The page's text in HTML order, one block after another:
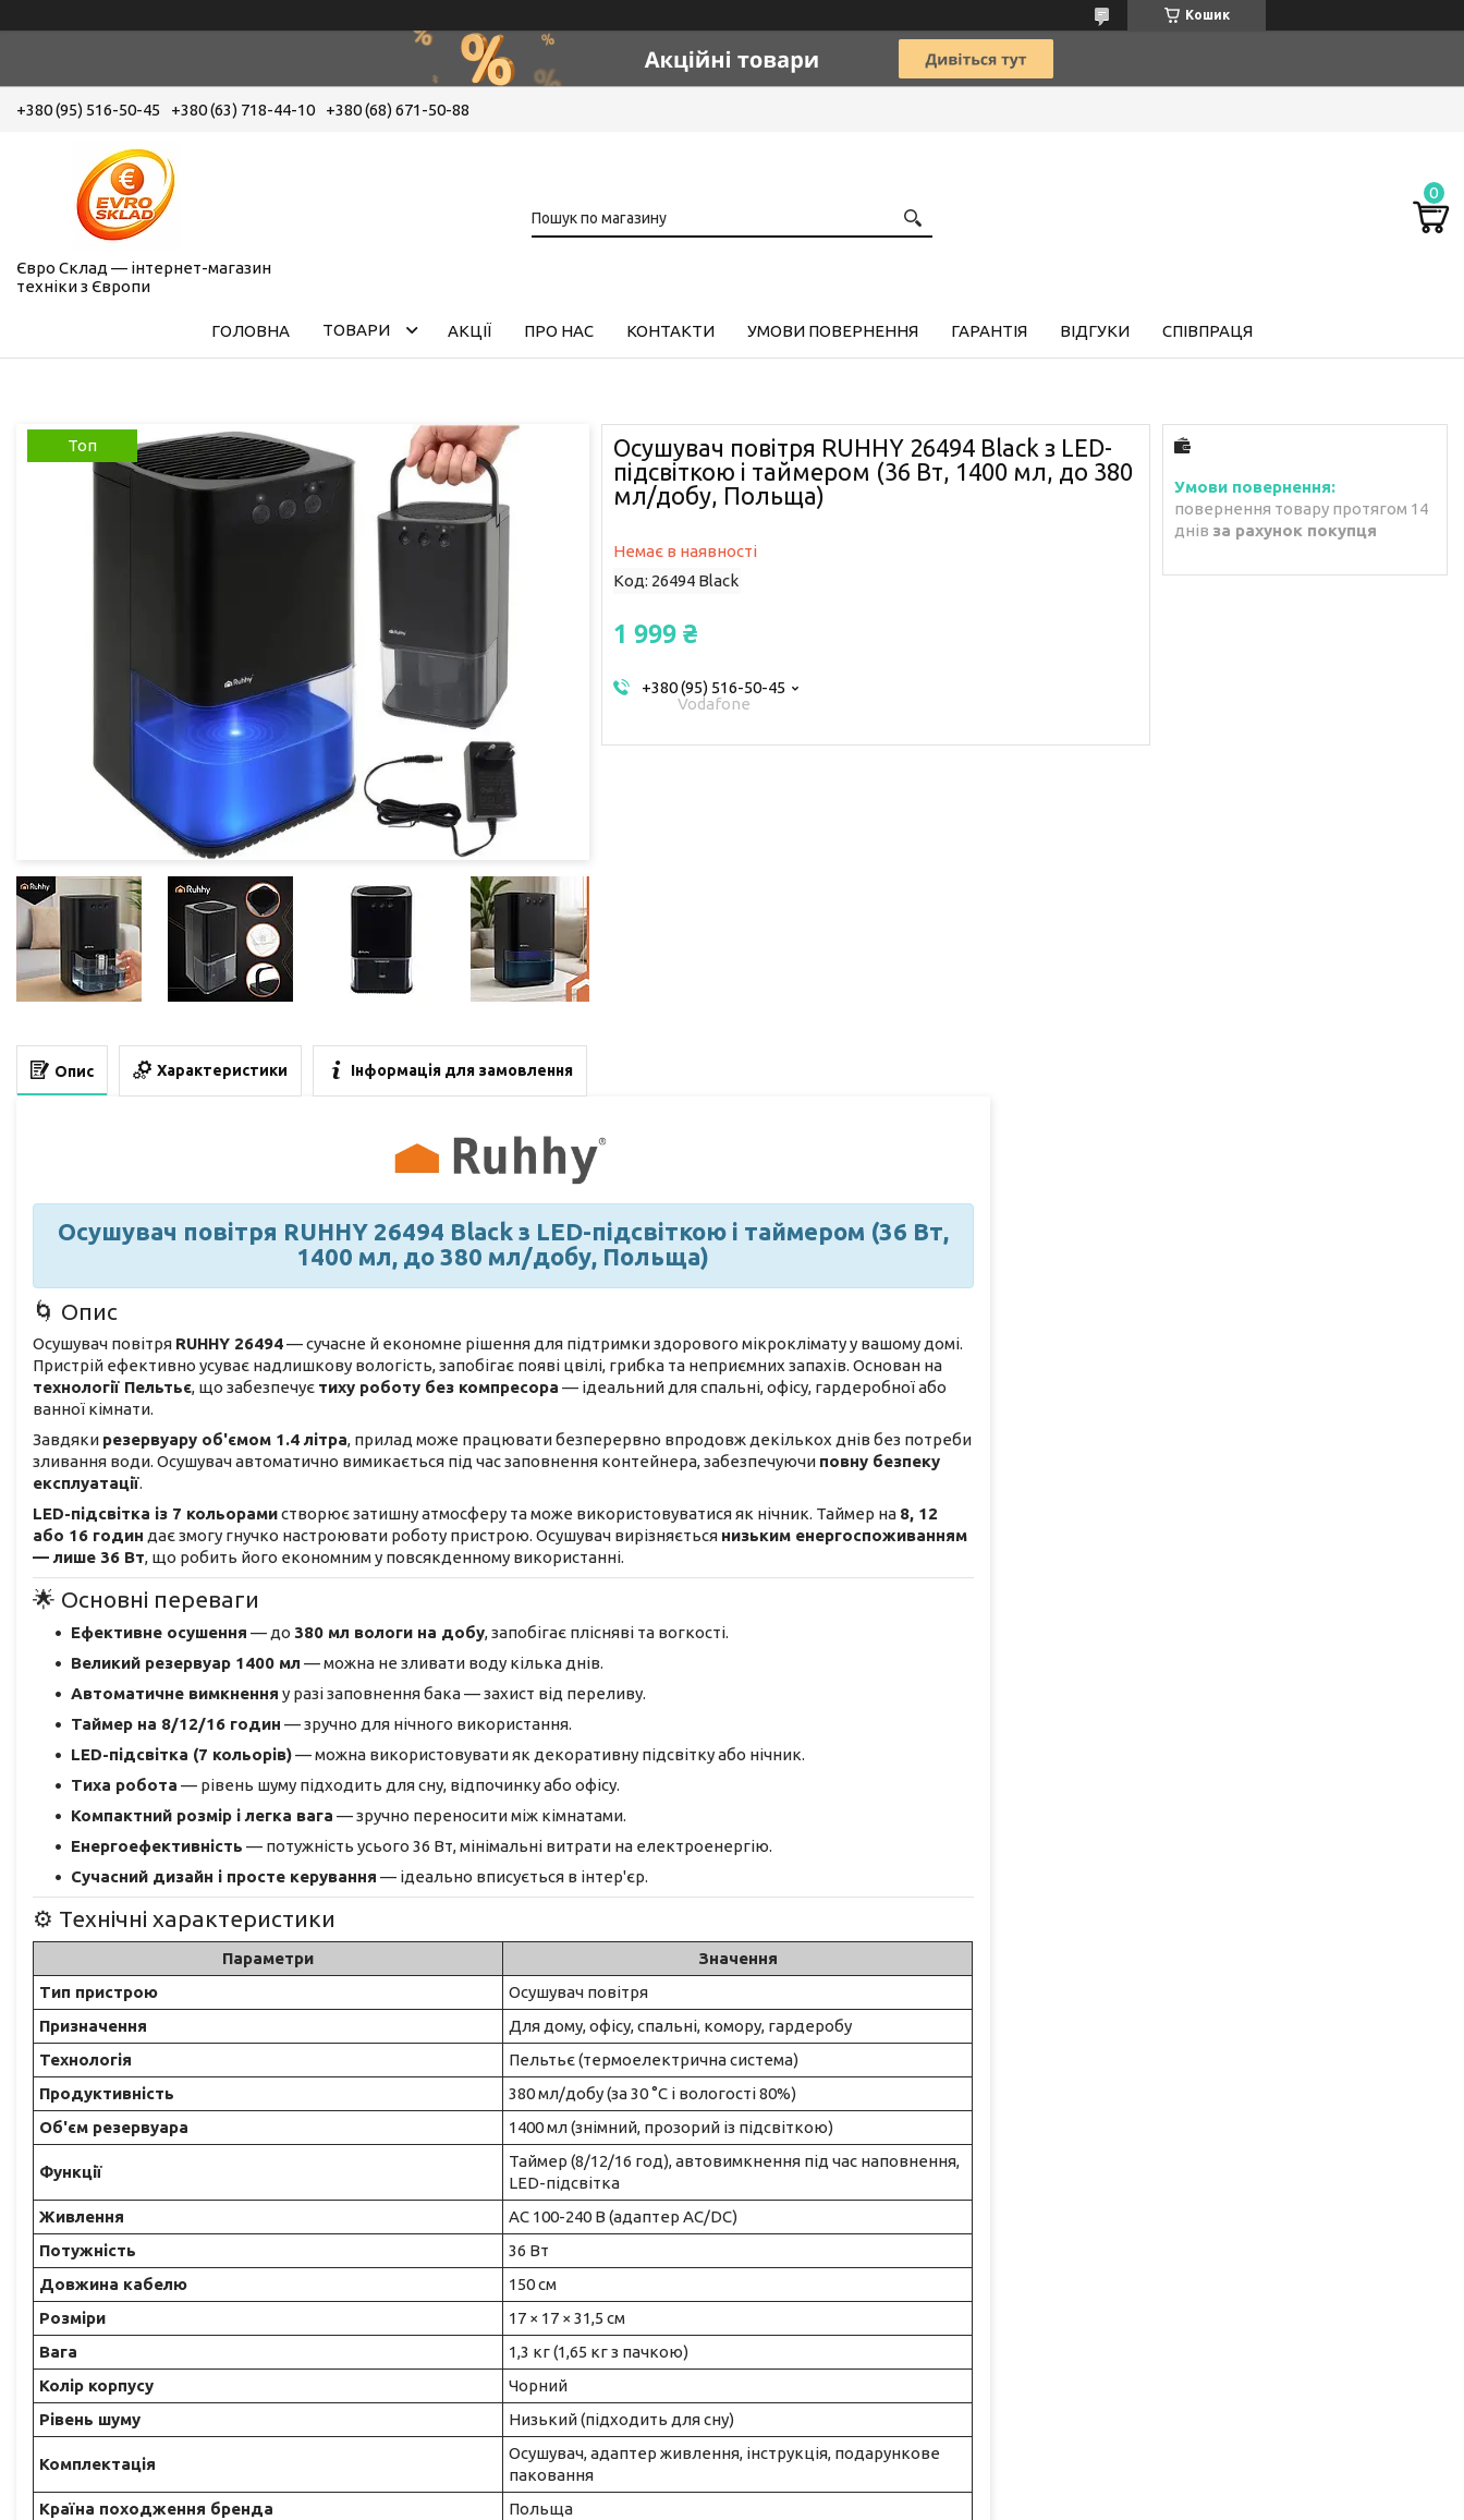
Кошик
+380 (95) 516-50-45 +380 (63) 718-44-10 +380 (68) 671-50-88
Євро Склад — інтернет-магазин
техніки з Європи
ГОЛОВНА ТОВАРИ АКЦІЇ ПРО НАС КОНТАКТИ УМОВИ ПОВЕРНЕННЯ ГАРАНТІЯ ВІДГУКИ СПІВПРАЦЯ
Топ
Осушувач повітря RUHHY 26494 Black з LED-
підсвіткою і таймером (36 Вт, 1400 мл, до 380
мл/добу, Польща)
Немає в наявності
Код: 26494 Black
1 999 ₴
+380 (95) 516-50-45
Vodafone
повернення товару протягом 14
днів за рахунок покупця
Опис Характеристики Інформація для замовлення
Осушувач повітря RUHHY 26494 Black з LED-підсвіткою і таймером (36 Вт,
1400 мл, до 380 мл/добу, Польща)
🌀 Опис
Осушувач повітря RUHHY 26494— сучасне й економне рішення для підтримки здорового мікроклімату у вашому домі.
Пристрій ефективно усуває надлишкову вологість, запобігає появі цвілі, грибка та неприємних запахів. Основан на
технології Пельтьє, що забезпечує тиху роботу без компресора — ідеальний для спальні, офісу, гардеробної або
ванної кімнати.
Завдяки резервуару об'ємом 1.4 літра, прилад може працювати безперервно впродовж декількох днів без потреби
зливання води. Осушувач автоматично вимикається під час заповнення контейнера, забезпечуючи повну безпеку
експлуатації.
LED-підсвітка із 7 кольорамистворює затишну атмосферу та може використовуватися як нічник. Таймер на 8, 12
або 16 годин дає змогу гнучко настроювати роботу пристрою. Осушувач вирізняється низьким енергоспоживанням
— лише 36 Вт, що робить його економним у повсякденному використанні.
🌟 Основні переваги
Ефективне осушення — до 380 мл вологи на добу, запобігає плісняві та вогкості.
Великий резервуар 1400 мл — можна не зливати воду кілька днів.
Автоматичне вимкнення у разі заповнення бака — захист від переливу.
Таймер на 8/12/16 годин — зручно для нічного використання.
LED-підсвітка (7 кольорів)— можна використовувати як декоративну підсвітку або нічник.
Тиха робота — рівень шуму підходить для сну, відпочинку або офісу.
Компактний розмір і легка вага — зручно переносити між кімнатами.
Енергоефективність — потужність усього 36 Вт, мінімальні витрати на електроенергію.
Сучасний дизайн і просте керування — ідеально вписується в інтер'єр.
⚙️ Технічні характеристики
Параметри
Значення
Тип пристрою
Осушувач повітря
Призначення
Для дому, офісу, спальні, комору, гардеробу
Технологія
Пельтьє (термоелектрична система)
Продуктивність
380 мл/добу (за 30 °C і вологості 80%)
Об'єм резервуара
1400 мл (знімний, прозорий із підсвіткою)
Функції
Таймер (8/12/16 год), автовимкнення під час наповнення,
LED-підсвітка
Живлення
AC 100-240 В (адаптер AC/DC)
Потужність
36 Вт
Довжина кабелю
150 см
Розміри
17 × 17 × 31,5 см
Вага
1,3 кг (1,65 кг з пачкою)
Колір корпусу
Чорний
Рівень шуму
Низький (підходить для сну)
Комплектація
Осушувач, адаптер живлення, інструкція, подарункове
паковання
Країна походження бренда
Польща